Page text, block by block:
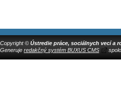
Copyright © Ústredie práce, sociálnych vecí a
Generuje redakčný systém BUXUS CMS